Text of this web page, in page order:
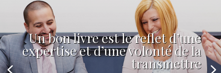
Un bon livre est le reflet d’une
expertise et d’une volonté de la
transmettre